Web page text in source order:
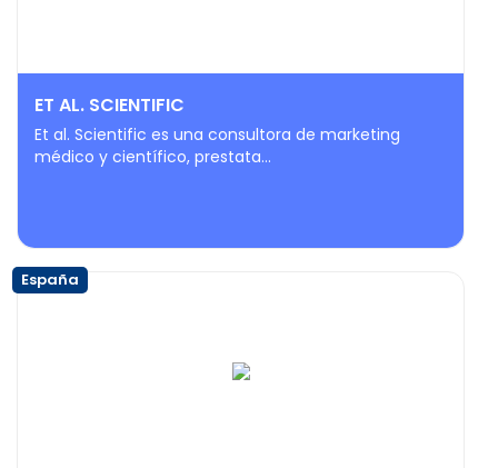
ET AL. SCIENTIFIC
Et al. Scientific es una consultora de marketing
médico y científico, prestata...
España